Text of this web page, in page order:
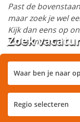
Past de
maar zoek je wel
Kijk dan eens op
je droombaan!
Zoek